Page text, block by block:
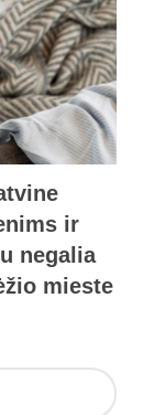
ir
negalia
mieste